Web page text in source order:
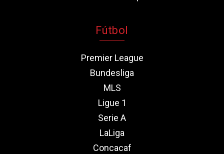
Fútbol
Premier League
Bundesliga
MLS
Ligue 1
Serie A
LaLiga
Concacaf